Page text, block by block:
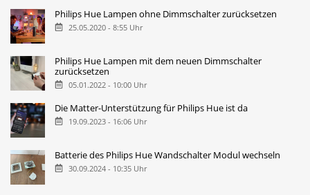
Philips Hue Lampen ohne Dimmschalter zurücksetzen
25.05.2020 - 8:55 Uhr
Philips Hue Lampen mit dem neuen Dimmschalter
zurücksetzen
05.01.2022 - 10:00 Uhr
Die Matter-Unterstützung für Philips Hue ist da
19.09.2023 - 16:06 Uhr
Batterie des Philips Hue Wandschalter Modul wechseln
30.09.2024 - 10:35 Uhr